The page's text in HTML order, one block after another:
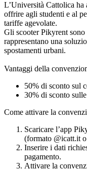
L’Università Cattolica
offrire agli studenti e al
tariffe agevolate.
Gli scooter Pikyrent
rappresentano una
spostamenti urbani.
Vantaggi della
50% di sconto sul
30% di sconto
Come attivare la
Scaricare l’app
(formato @icatt.it
Inserire i dati
pagamento.
Attivare la